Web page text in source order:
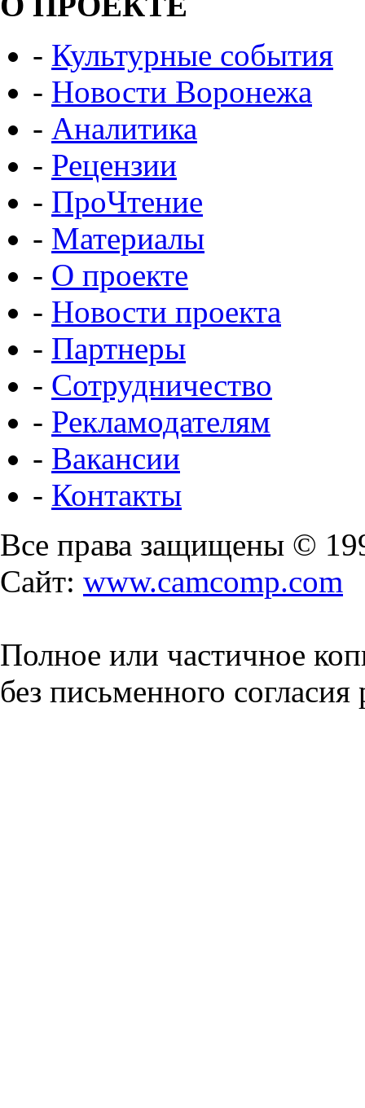
- Культурные события
- Новости Воронежа
- Аналитика
- Рецензии
- ПроЧтение
- Материалы
- О проекте
- Новости проекта
- Партнеры
- Сотрудничество
- Рекламодателям
- Вакансии
- Контакты
Все права защищены ©
Сайт: www.camcomp.com
Полное или частичное
без письменного